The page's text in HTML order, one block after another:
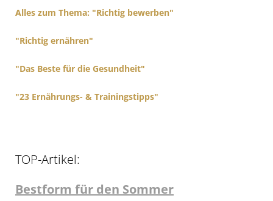
Alles zum Thema: "Richtig bewerben"
"Richtig ernähren"
"Das Beste für die Gesundheit"
"23 Ernährungs- & Trainingstipps"
TOP-Artikel:
Bestform für den Sommer